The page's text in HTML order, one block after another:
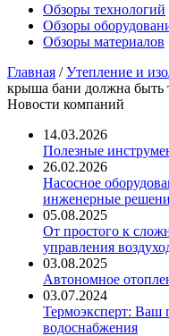
Обзоры технологий
Обзоры
Обзоры материалов
Главная /Утепление и
крыша бани должна быть
Новости компаний
14.03.2026
Полезные
26.02.2026
Насосное
инженерные
05.08.2025
От простого к
управления
03.08.2025
Автономное
03.07.2024
Термоэксперт: Ваш
водоснабжения